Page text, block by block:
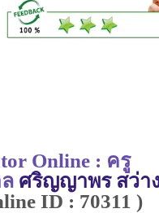
Online : ครู
ศริญญาพร สว่า
ID : 70311 )